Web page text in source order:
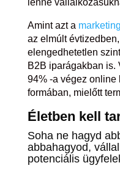
lenne
Amint azt a
az elmúlt
elengedhetetlen
B2B iparágakban is.
94% -a végez online
formában, mielőtt
Életben kell
Soha ne hagyd
abbahagyod,
potenciális